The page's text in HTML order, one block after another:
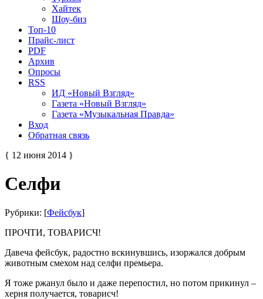
Хайтек
Шоу-биз
Топ-10
Прайс-лист
PDF
Архив
Опросы
RSS
ИД «Новый Взгляд»
Газета «Новый Взгляд»
Газета «Музыкальная Правда»
Вход
Обратная связь
{ 12 июня 2014 }
Селфи
Рубрики: [Фейсбук]
ПРОЧТИ, ТОВАРИСЧ!
Давеча фейсбук, радостно вскинувшись, изоржался добрым
животным смехом над селфи премьера.
Я тоже ржанул было и даже перепостил, но потом прикинул –
херня получается, товарисч!